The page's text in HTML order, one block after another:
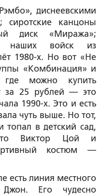
диснеевскими
сиротские канцоны
диск «Миража»;
наших войск из
1980-х. Но вот «Не
«Комбинация» и
где можно купить
за 25 рублей — это
1990-х. Это и есть
чуть выше. Но тот,
топал в детский сад,
Виктор Цой и
костюм —
есть линия местного
Его чудесно